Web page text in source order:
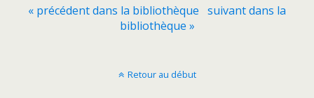
« précédent dans la bibliothèque suivant dans la
bibliothèque »
Retour au début